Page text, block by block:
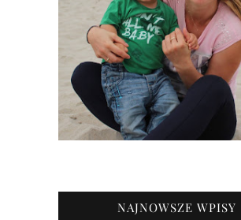
NAJNOWSZE WPISY